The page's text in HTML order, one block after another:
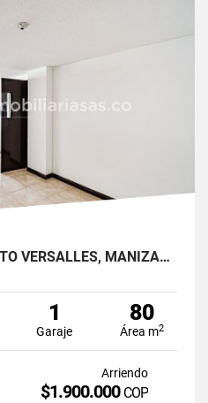
ARRIENDO APARTAMENTO VERSALLES, MANIZALES
1
Garaje
80
Área m2
Arriendo
$1.900.000 COP